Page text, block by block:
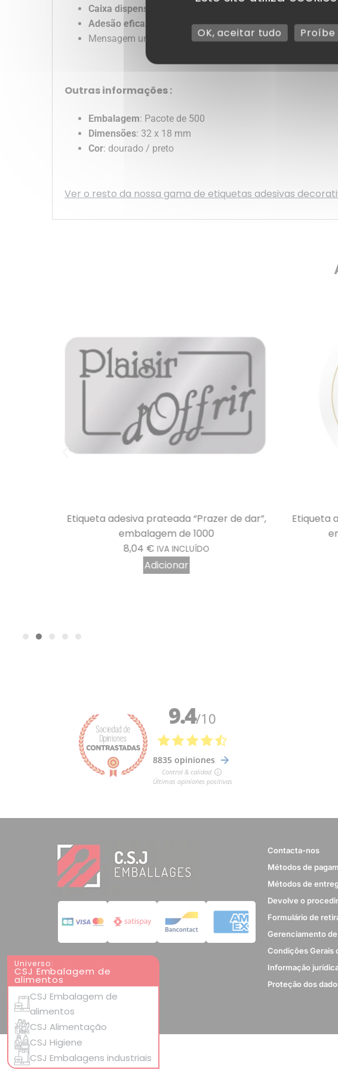
Universo:
CSJ Embalagem de
alimentos
CSJ Embalagem de
alimentos
CSJ Alimentação
CSJ Higiene
CSJ Embalagens industriais
Caixa dispensadora
Adesão eficaz
a cartão, papel e plástico.
Mensagem universal
“Happy Holidays” adequada para
Outras informações :
Embalagem: Pacote de 500
Dimensões: 32 x 18 mm
Cor: dourado / preto
Ver o resto da nossa gama de etiquetas adesivas
Etiqueta adesiva prateada “Prazer de dar”,
embalagem de 1000
8,04 € IVA INCLUÍDO
Adicionar
Etiqueta
Contacta-nos
Métodos de
Métodos de
Devolve o
Formulário de
Gerenciamento
Condições Gerais
Informação
Proteção dos
OK, aceitar tudo Proíbe